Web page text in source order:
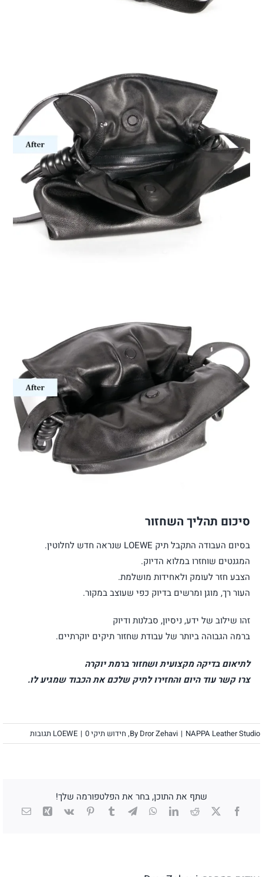
סיכום תהליך השחזור
בסיום העבודה התקבל תיק LOEWE שנראה חדש לחלוטין.
המגנטים שוחזרו במלוא הדיוק.
הצבע חזר לעומק ולאחידות מושלמת.
העור רך, מוגן ומרשים בדיוק כפי שעוצב במקור.
זהו שילוב של ידע, ניסיון, סבלנות ודיוק
ברמה הגבוהה ביותר של עבודת שחזור תיקים יוקרתיים.
לתיאום בדיקה מקצועית ושחזור ברמת יוקרה
צרו קשר עוד היום והחזירו לתיק שלכם את הכבוד שמגיע לו.
By Dror Zehavi | NAPPA Leather Studio
, חידוש תיקי LOEWE | 0 תגובות
שתף את התוכן, בחר את הפלטפורמה שלך!
Facebook
X
Reddit
LinkedIn
WhatsApp
Telegram
Tumblr
Pinterest
Vk
Xing